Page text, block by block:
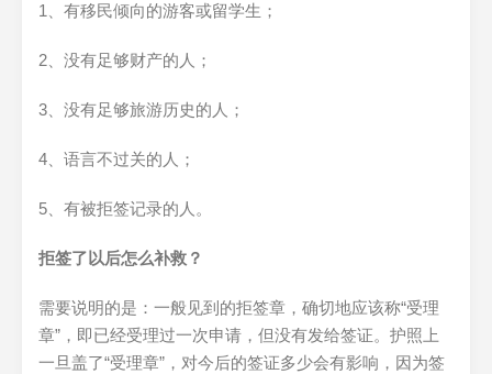
1、有移民倾向的游客或留学生；
2、没有足够财产的人；
3、没有足够旅游历史的人；
4、语言不过关的人；
5、有被拒签记录的人。
拒签了以后怎么补救？
需要说明的是：一般见到的拒签章，确切地应该称“受理
章”，即已经受理过一次申请，但没有发给签证。护照上
一旦盖了“受理章”，对今后的签证多少会有影响，因为签